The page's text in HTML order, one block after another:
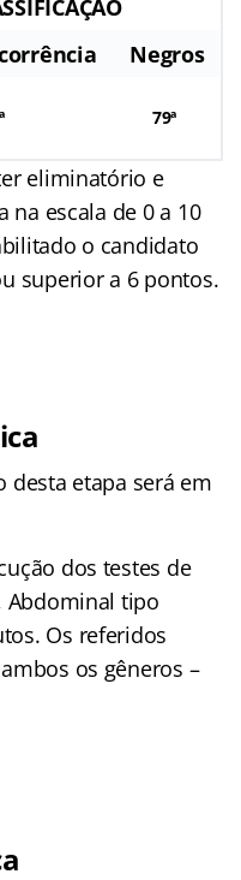
Negros
79ª
eliminatório e
na escala de 0 a 10
o candidato
superior a 6 pontos.
desta etapa será em
dos testes de
Abdominal tipo
Os referidos
os gêneros –